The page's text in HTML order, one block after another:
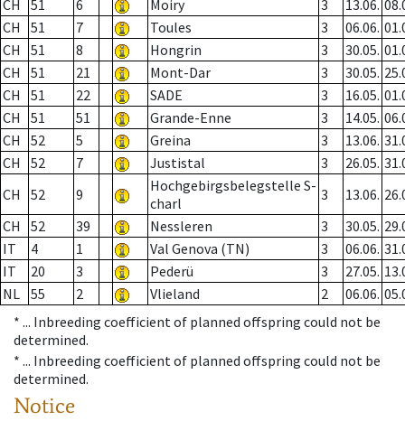
CH 51 6 Moiry 3 13.06.
CH
51 7 Toules 3 06.06.
CH
51 8 Hongrin 3 30.05.
CH
51 21 Mont-Dar 3 30.05.
CH
51 22 SADE 3 16.05.
CH
51 51 Grande-Enne 3 14.05.
CH
52 5 Greina 3 13.06.
CH
52 7 Justistal 3 26.05.
CH
52 9
Hochgebirgsbelegstelle S-
charl
3 13.06.
CH
52 39 Nessleren 3 30.05.
IT
4 1 Val Genova (TN) 3 06.06.
IT
20 3 Pederü 3 27.05.
NL 55 2 Vlieland 2 06.06.
* ... Inbreeding coefficient of planned offspring could not be
determined.
* ... Inbreeding coefficient of planned offspring could not be
determined.
Notice